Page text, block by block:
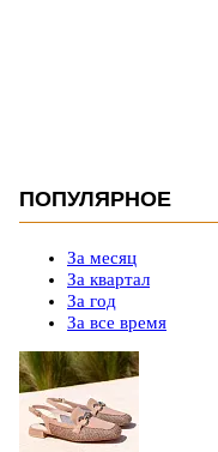
ПОПУЛЯРНОЕ
За месяц
За квартал
За год
За все время